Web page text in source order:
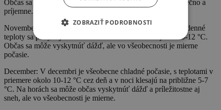
Občas sa môže vyskytnúť dážď, ale vo všeobecnosti je slnečno a
príjemne.
November: V novembri sa začína ochladzovať, priemerné denné
teploty sa pohybujú okolo 15-17 °C a v noci klesajú na 10-12 °C.
Občas sa môže vyskytnúť dážď, ale vo všeobecnosti je mierne
počasie.
December: V decembri je všeobecne chladné počasie, s teplotami v
priemere okolo 10-12 °C cez deň a v noci klesajú na približne 5-7
°C. Na horách sa môže občas vyskytnúť dážď a príležitostne aj
sneh, ale vo všeobecnosti je mierne.
ZOBRAZIŤ PODROBNOSTI